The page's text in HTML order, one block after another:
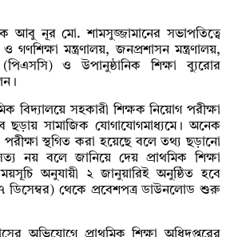
আবু নূর মো. শামসুজ্জামানের সভাপতিত্বে
গণশিক্ষা মন্ত্রণালয়, জনপ্রশাসন মন্ত্রণালয়,
ও উপানুষ্ঠানিক শিক্ষা ব্যুরোর
বিদ্যালয়ে সহকারী শিক্ষক নিয়োগ পরীক্ষা
ছড়ায় সামাজিক যোগাযোগমাধ্যমে। অনেক
স্থগিত করা হয়েছে বলে তথ্য ছড়ানো
নয় বলে জানিয়ে দেয় প্রাথমিক শিক্ষা
অনুযায়ী ২ জানুয়ারিই অনুষ্ঠিত হবে
ডিসেম্বর) থেকে প্রবেশপত্র ডাউনলোড শুরু
অভিযোগে প্রাথমিক শিক্ষা অধিদপ্তরের